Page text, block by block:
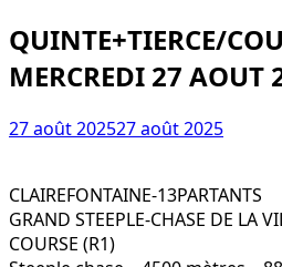
QUINTE+TIERCE/
MERCREDI 27 AOUT
27 août 202527 août 2025
CLAIREFONTAINE-13PARTANTS
GRAND STEEPLE-CHASE DE LA
COURSE (R1)